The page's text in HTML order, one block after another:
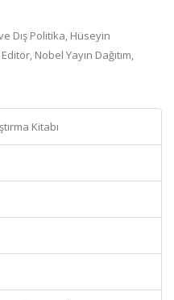
Dış Politika, Hüseyin
Nobel Yayın Dağıtım,
Kitabı